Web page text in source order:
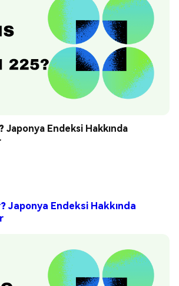
Japonya Endeksi Hakkında
Japonya Endeksi Hakkında